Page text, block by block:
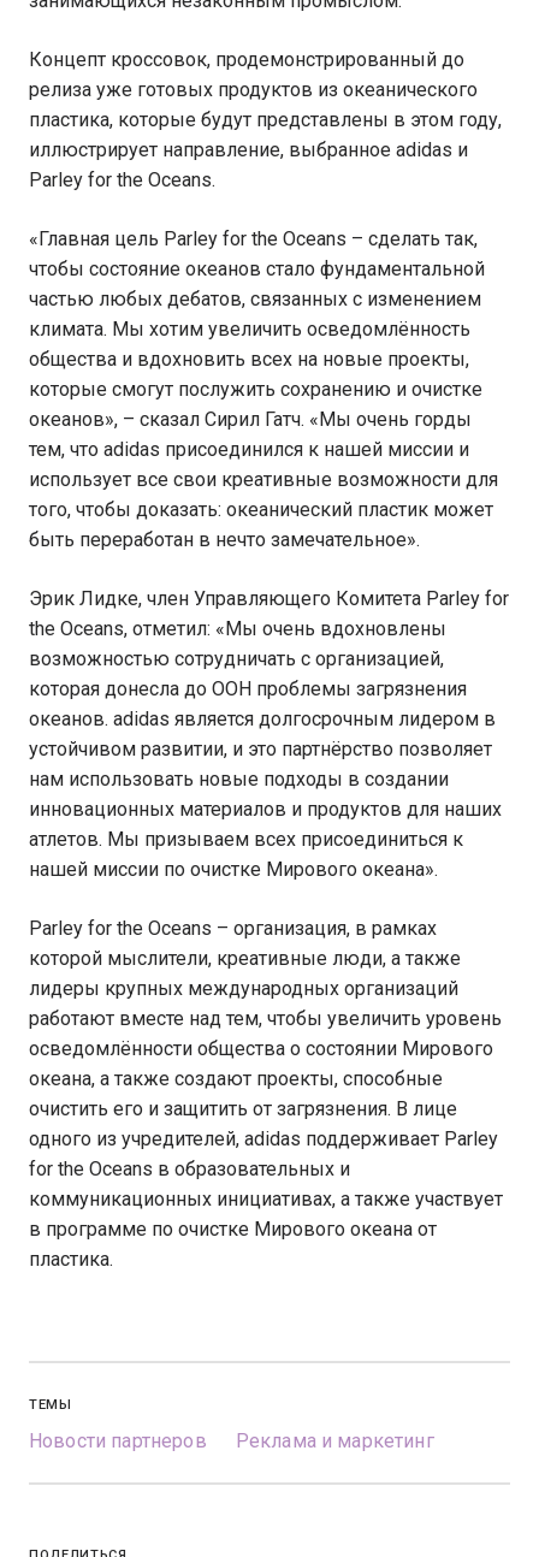
Концепт кроссовок, продемонстрированный до
релиза уже готовых продуктов из океанического
пластика, которые будут представлены в этом году,
иллюстрирует направление, выбранное adidas и
Parley for the Oceans.
«Главная цель Parley for the Oceans – сделать так,
чтобы состояние океанов стало фундаментальной
частью любых дебатов, связанных с изменением
климата. Мы хотим увеличить осведомлённость
общества и вдохновить всех на новые проекты,
которые смогут послужить сохранению и очистке
океанов», – сказал Сирил Гатч. «Мы очень горды
тем, что adidas присоединился к нашей миссии и
использует все свои креативные возможности для
того, чтобы доказать: океанический пластик может
быть переработан в нечто замечательное».
Эрик Лидке, член Управляющего Комитета Parley for
the Oceans, отметил: «Мы очень вдохновлены
возможностью сотрудничать с организацией,
которая донесла до ООН проблемы загрязнения
океанов. adidas является долгосрочным лидером в
устойчивом развитии, и это партнёрство позволяет
нам использовать новые подходы в создании
инновационных материалов и продуктов для наших
атлетов. Мы призываем всех присоединиться к
нашей миссии по очистке Мирового океана».
Parley for the Oceans – организация, в рамках
которой мыслители, креативные люди, а также
лидеры крупных международных организаций
работают вместе над тем, чтобы увеличить уровень
осведомлённости общества о состоянии Мирового
океана, а также создают проекты, способные
очистить его и защитить от загрязнения. В лице
одного из учредителей, adidas поддерживает Parley
for the Oceans в образовательных и
коммуникационных инициативах, а также участвует
в программе по очистке Мирового океана от
пластика.
ТЕМЫ
Новости партнеров Реклама и маркетинг